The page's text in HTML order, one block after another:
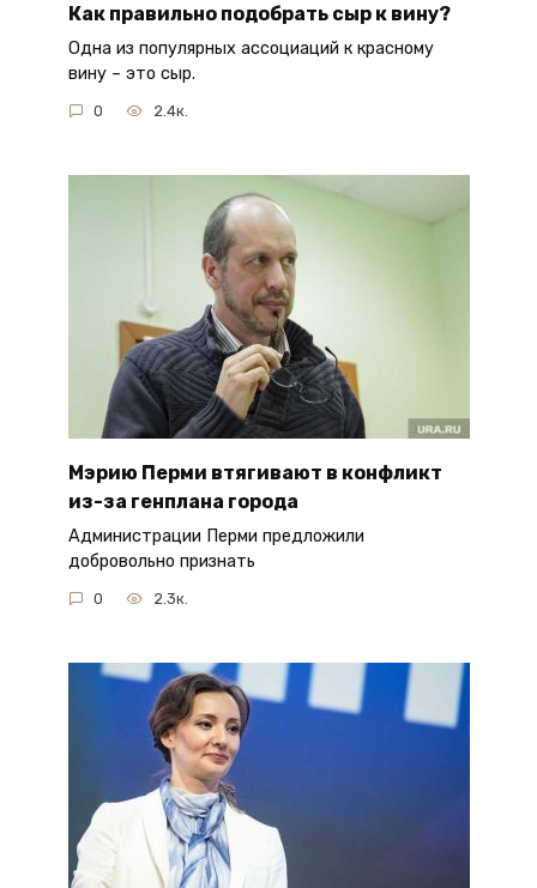
Как правильно подобрать сыр к вину?
Одна из популярных ассоциаций к красному
вину – это сыр.
0 2.4к.
Мэрию Перми втягивают в конфликт
из-за генплана города
Администрации Перми предложили
добровольно признать
0 2.3к.